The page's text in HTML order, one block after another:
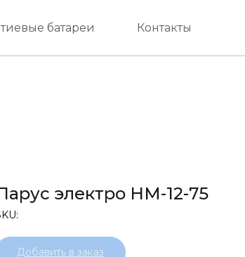
батареи Контакты
электро HM-12-75
Добавить в заказ